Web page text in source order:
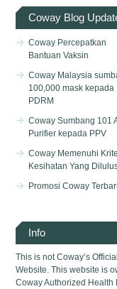
Coway Blog
Coway Percepatkan
Bantuan Vaksin
Coway Malaysia
100,000 mask kepada
PDRM
Coway Sumbang 101
Purifier kepada PPV
Coway Memenuhi
Kesihatan Yang
Promosi Coway
Info
This is not Coway’s Official
Website. This website is
Coway Authorized Health